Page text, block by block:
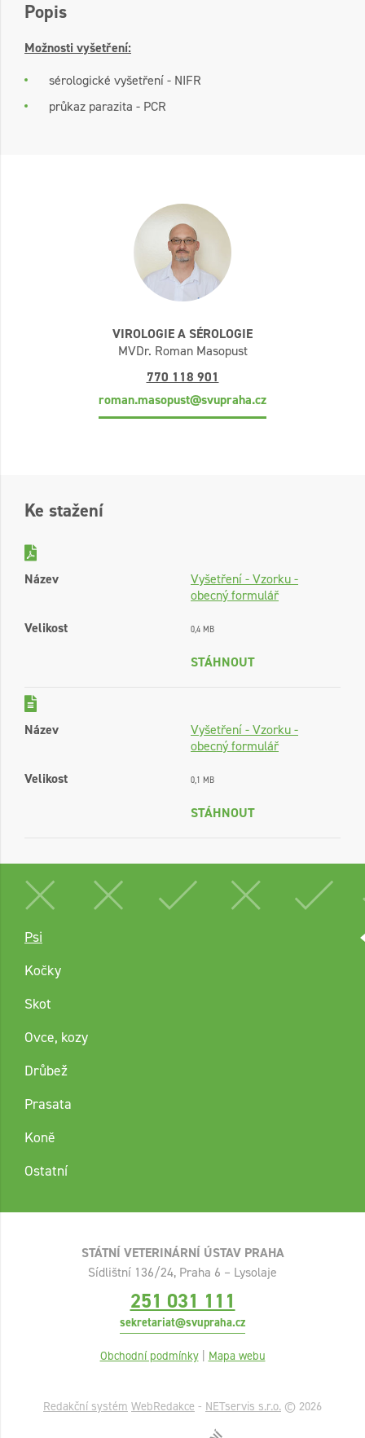
Popis
Možnosti vyšetření:
sérologické vyšetření - NIFR
průkaz parazita - PCR
VIROLOGIE A SÉROLOGIE
MVDr. Roman Masopust
770 118 901
roman.masopust@svupraha.cz
Ke stažení
Název
Vyšetření - Vzorku -
obecný formulář
Velikost
0,4 MB
STÁHNOUT
Název
Vyšetření - Vzorku -
obecný formulář
Velikost
0,1 MB
STÁHNOUT
Psi
Kočky
Skot
Ovce, kozy
Drůbež
Prasata
Koně
Ostatní
STÁTNÍ VETERINÁRNÍ ÚSTAV PRAHA
Sídlištní 136/24, Praha 6 – Lysolaje
251 031 111
sekretariat@svupraha.cz
Obchodní podmínky | Mapa webu
Redakční systém WebRedakce - NETservis s.r.o. © 2026